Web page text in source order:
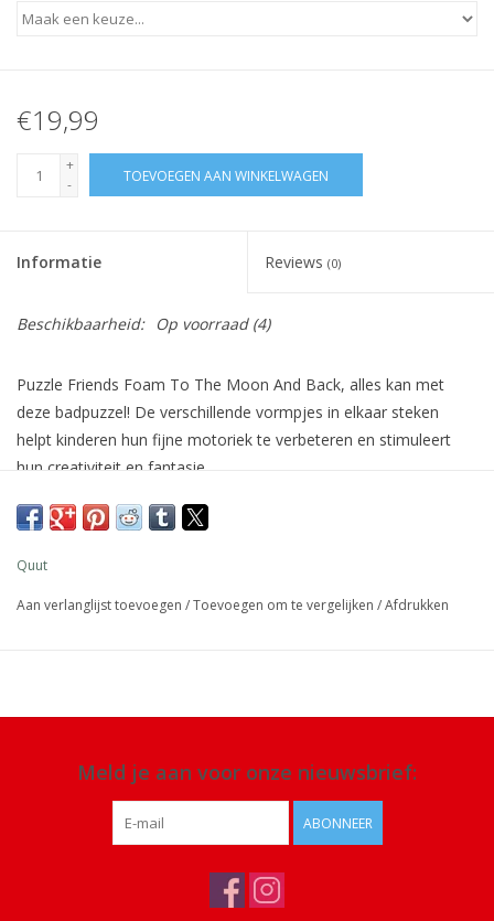
€19,99
+
-
TOEVOEGEN AAN WINKELWAGEN
Informatie Reviews (0)
Beschikbaarheid: Op voorraad(4)
Puzzle Friends Foam To The Moon And Back, alles kan met
deze badpuzzel! De verschillende vormpjes in elkaar steken
helpt kinderen hun fijne motoriek te verbeteren en stimuleert
hun creativiteit en fantasie.
Afmeting: verpakking 29 x 21 x 3,5 cm
elk gebruik en plaats op een locatie waar het volledig kan
Quut
Aan verlanglijst toevoegen /Toevoegen om te vergelijken /Afdrukken
Meld je aan voor onze nieuwsbrief:
ABONNEER